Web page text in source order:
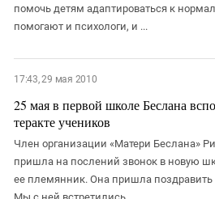
помочь детям адаптироваться к
помогают и психологи, и ...
17:43, 29 мая 2010
25 мая в первой школе Беслана
теракте учеников
Член организации «Матери Беслана»
пришла на послений звонок в новую
ее племянник. Она пришла